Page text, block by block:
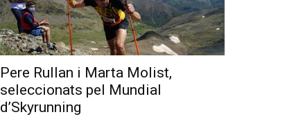
Pere Rullan i Marta Molist,
seleccionats pel Mundial
d’Skyrunning